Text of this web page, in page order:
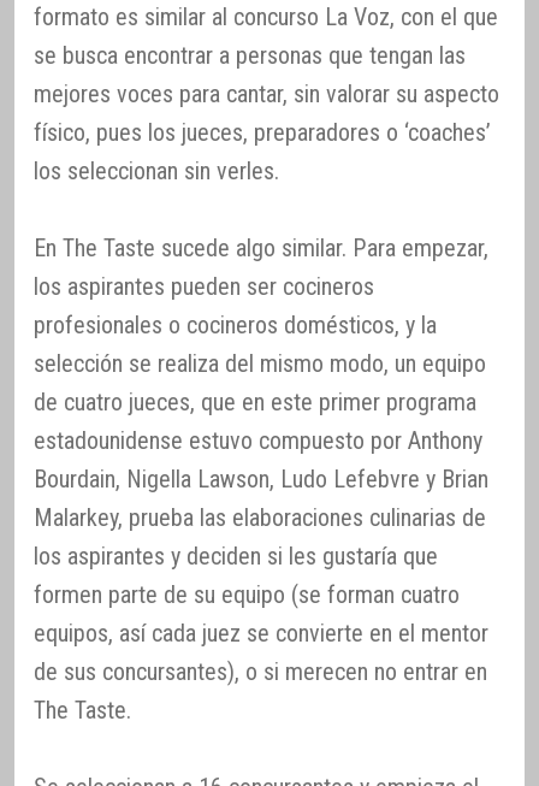
formato es similar al concurso La Voz, con el que
se busca encontrar a personas que tengan las
mejores voces para cantar, sin valorar su aspecto
físico, pues los jueces, preparadores o ‘coaches’
los seleccionan sin verles.
En The Taste sucede algo similar. Para empezar,
los aspirantes pueden ser cocineros
profesionales o cocineros domésticos, y la
selección se realiza del mismo modo, un equipo
de cuatro jueces, que en este primer programa
estadounidense estuvo compuesto por Anthony
Bourdain, Nigella Lawson, Ludo Lefebvre y Brian
Malarkey, prueba las elaboraciones culinarias de
los aspirantes y deciden si les gustaría que
formen parte de su equipo (se forman cuatro
equipos, así cada juez se convierte en el mentor
de sus concursantes), o si merecen no entrar en
The Taste.